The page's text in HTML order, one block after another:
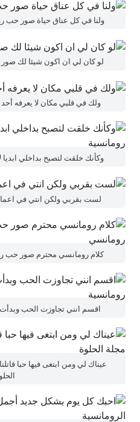
ولنا في كل عناق حياة صور حب
لو كان لي ان اكون شيئا لك
ولك في قلبي مكان لا يعرفه
وكأنك خلقت لتصبح بداخلي
لست بقربي ولكن انتي في
كلام رومانسي محترم صور حب
اقسم انني تجاوزت الحب
عيناك لي ومن ابتغى فيها حبا